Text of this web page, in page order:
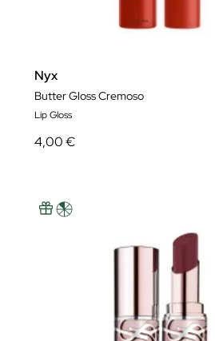
Nyx
Butter Gloss Cremoso
Lip Gloss
4,00 €